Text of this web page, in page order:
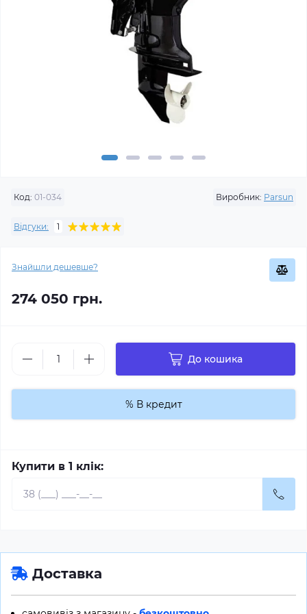
Код: 01-034 Виробник: Parsun
Відгуки: 1
Знайшли дешевше?
274 050 грн.
До кошика
% В кредит
Купити в 1 клік:
Доставка